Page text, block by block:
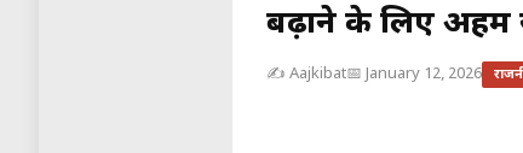
बढ़ाने के लिए अहम
✍️ Aajkibat📅 January 12, 2026